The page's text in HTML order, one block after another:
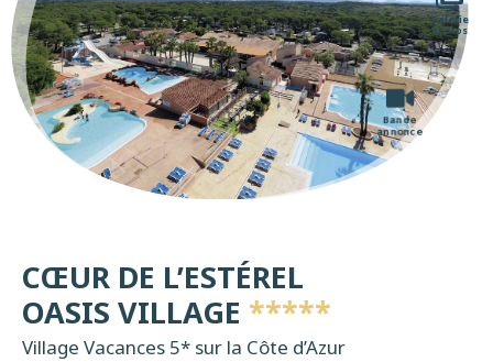
CŒUR DE L’ESTÉREL
OASIS VILLAGE *****
Village Vacances 5* sur la Côte d’Azur
Galerie
photos
Bande
annonce